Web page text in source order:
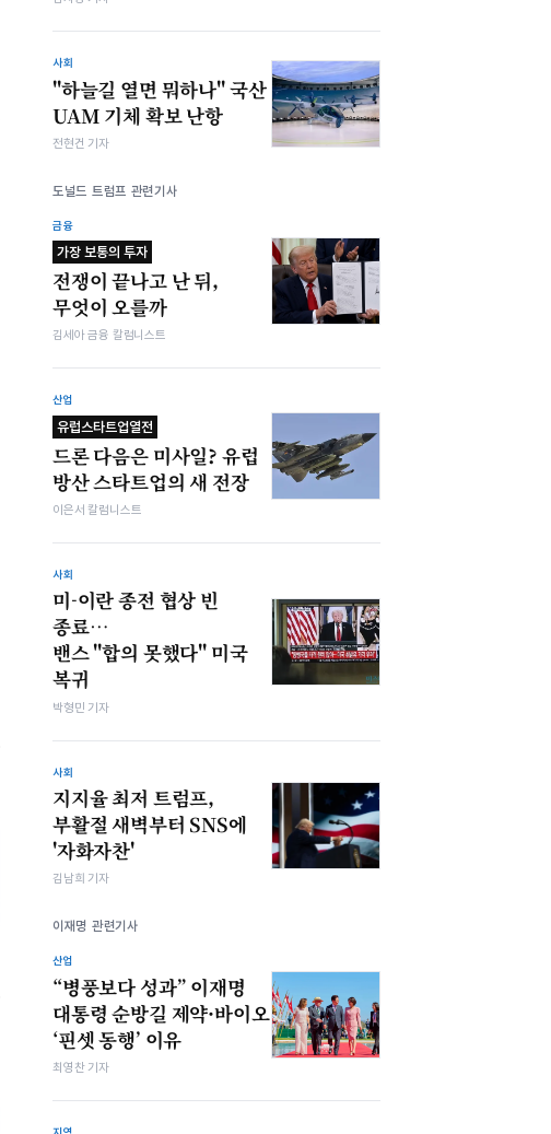
사회
"하늘길 열면 뭐하나" 국산
UAM 기체 확보 난항
전현건 기자
도널드 트럼프 관련기사
금융
가장 보통의 투자
전쟁이 끝나고 난 뒤,
무엇이 오를까
김세아 금융 칼럼니스트
산업
유럽스타트업열전
드론 다음은 미사일? 유럽
방산 스타트업의 새 전장
이은서 칼럼니스트
사회
미-이란 종전 협상 빈
종료…
밴스 "합의 못했다" 미국
복귀
박형민 기자
사회
지지율 최저 트럼프,
부활절 새벽부터 SNS에
'자화자찬'
김남희 기자
이재명 관련기사
산업
“병풍보다 성과” 이재명
대통령 순방길 제약·바이오
‘핀셋 동행’ 이유
최영찬 기자